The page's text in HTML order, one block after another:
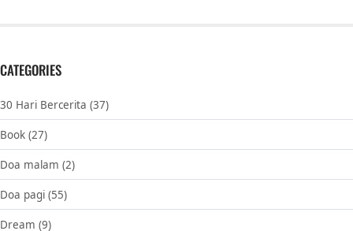
CATEGORIES
30 Hari Bercerita (37)
Book (27)
Doa malam (2)
Doa pagi (55)
Dream (9)